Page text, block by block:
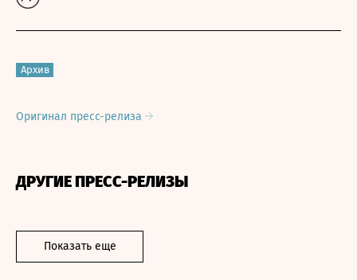
Архив
Оригинал пресс-релиза
ДРУГИЕ ПРЕСС-РЕЛИЗЫ
Показать еще